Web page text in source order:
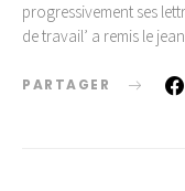
progressivement ses
de travail’ a remis le
PARTAGER